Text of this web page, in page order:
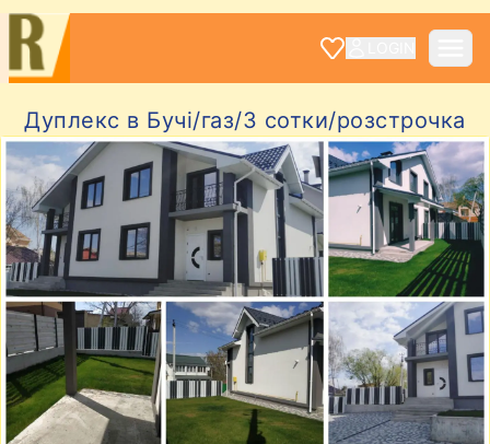
Дуплекс в Бучі/газ/3 сотки/розстрочка